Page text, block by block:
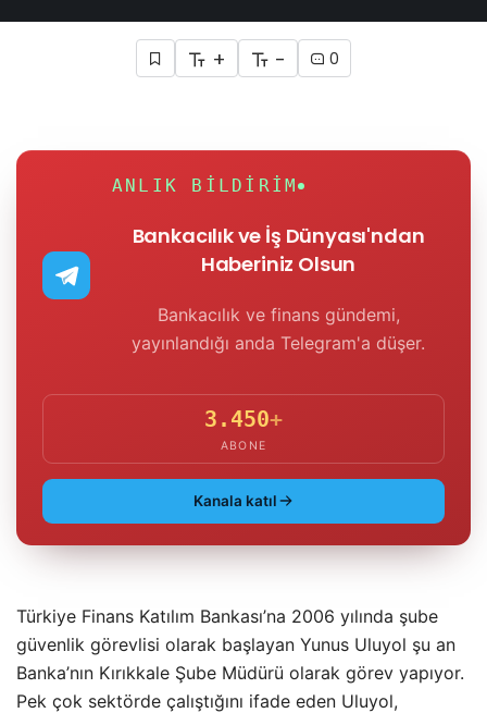
+ - 0
ANLIK BILDIRIM
Bankacılık ve İş Dünyası'ndan
Haberiniz Olsun
Bankacılık ve finans gündemi,
yayınlandığı anda Telegram'a düşer.
3.450+
ABONE
Kanala katıl
Türkiye Finans Katılım Bankası’na 2006 yılında şube
güvenlik görevlisi olarak başlayan Yunus Uluyol şu an
Banka’nın Kırıkkale Şube Müdürü olarak görev yapıyor.
Pek çok sektörde çalıştığını ifade eden Uluyol,